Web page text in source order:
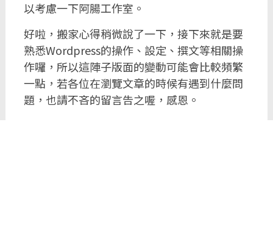
以考慮一下阿腸工作室。
好啦，搬家心得稍微說了一下，接下來就是要
熟悉Wordpress的操作、設定、撰文等相關操
作囉，所以這陣子版面的變動可能會比較頻繁
一點，若各位在瀏覽文章的時候有遇到什麼問
題，也請不吝的留言告之喔，感恩。